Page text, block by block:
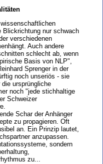
Blickrichtung nur schwach
verschiedenen
Auch andere
schlecht ab, wenn
Basis von NLP",
Sprenger in der
noch unseriös - sie
ursprüngliche
noch "jede stichhaltige
Schweizer
Schar der Anhänger
zu propagieren. Oft
an. Ein Prinzip lautet,
anzupassen.
sondern
zu...